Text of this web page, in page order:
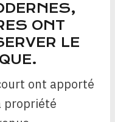
ONT
LE
ont apporté
propriété